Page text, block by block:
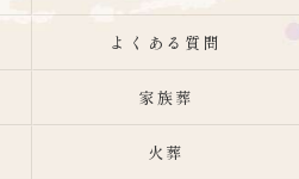
よくある質問
家族葬
火葬